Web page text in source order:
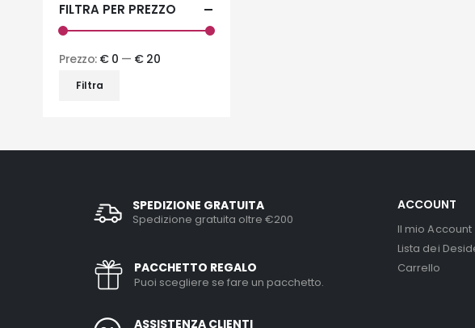
FILTRA PER PREZZO
Filtra
Prezzo: € 0 — € 20
SPEDIZIONE GRATUITA
Spedizione gratuita oltre €200
PACCHETTO REGALO
Puoi scegliere se fare un pacchetto.
ASSISTENZA CLIENTI
ACCOUNT
Il mio Account
Lista dei
Carrello